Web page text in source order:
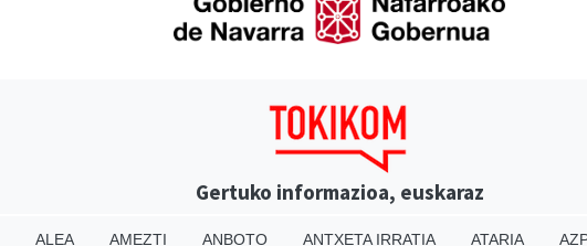
Gertuko informazioa, euskaraz
ALEA AMEZTI ANBOTO ANTXETA IRRATIA ATARIA